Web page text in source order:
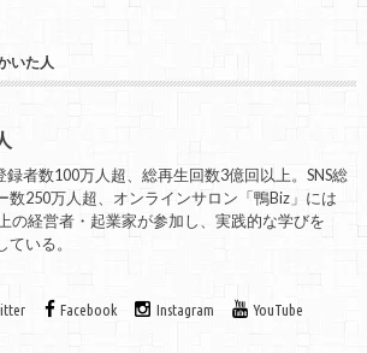
いた人
録者数100万人超、総再生回数3億回以上。SNS総
数250万人超、オンラインサロン「鴨Biz」には
の経営者・起業家が参加し、実践的な学びを
ている。
Facebook Instagram YouTube